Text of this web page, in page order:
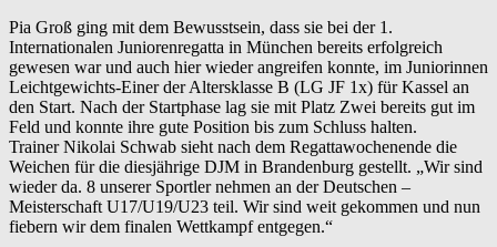
Pia Groß ging mit dem Bewusstsein, dass sie bei der 1.
Internationalen Juniorenregatta in München bereits erfolgreich
gewesen war und auch hier wieder angreifen konnte, im Juniorinnen
Leichtgewichts-Einer der Altersklasse B (LG JF 1x) für Kassel an
den Start. Nach der Startphase lag sie mit Platz Zwei bereits gut im
Feld und konnte ihre gute Position bis zum Schluss halten.
Trainer Nikolai Schwab sieht nach dem Regattawochenende die
Weichen für die diesjährige DJM in Brandenburg gestellt. „Wir sind
wieder da. 8 unserer Sportler nehmen an der Deutschen –
Meisterschaft U17/U19/U23 teil. Wir sind weit gekommen und nun
fiebern wir dem finalen Wettkampf entgegen.“